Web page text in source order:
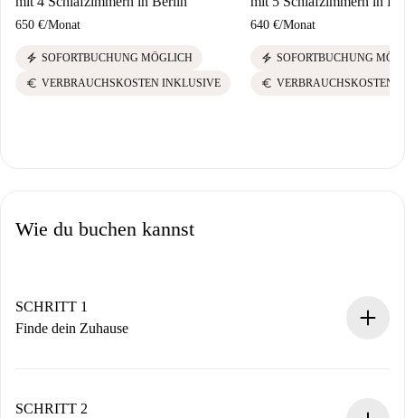
650 €/Monat
electric_bolt SOFORTBUCHUNG MÖGLICH
euro VERBRAUCHSKOSTEN INKLUSIVE
640 €/Monat
electric_bolt SOFORTBUCHUNG
euro VERBRAUCHSKOSTEN
Wie du buchen kannst
SCHRITT 1
Finde dein Zuhause
Du erhältst alle notwendigen Informationen im Voraus.
SCHRITT 2